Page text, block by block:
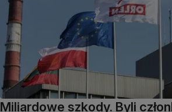
Miliardowe szkody. Byli